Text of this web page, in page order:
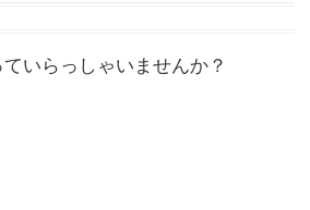
いらっしゃいませんか？